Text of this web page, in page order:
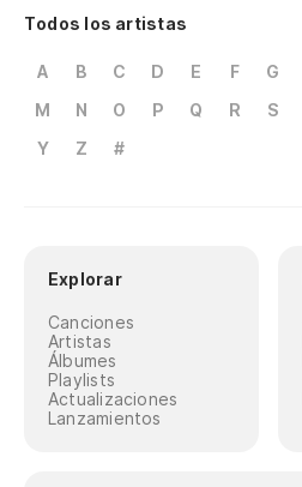
Todos los artistas
A B C D E F G
M
N O P Q R S
Y
Z #
Explorar
Canciones
Artistas
Álbumes
Playlists
Actualizaciones
Lanzamientos